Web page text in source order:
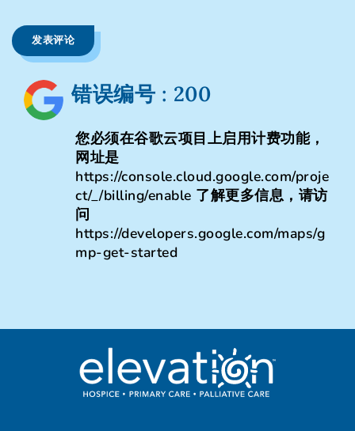
发表评论
错误编号 : 200
您必须在谷歌云项目上启用计费功能，
网址是
https://console.cloud.google.com/proje
ct/_/billing/enable 了解更多信息，请访
问
https://developers.google.com/maps/g
mp-get-started